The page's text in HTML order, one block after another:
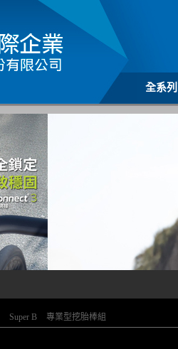
全系
Super B 專業型挖胎棒組